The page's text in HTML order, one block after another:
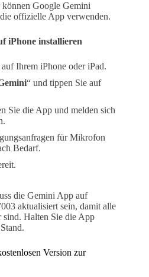
Google Gemini
offizielle App verwenden.
iPhone installieren
auf Ihrem iPhone oder iPad.
“ und tippen Sie auf
Sie die App und melden sich
für Mikrofon
Bedarf.
die Gemini App auf
aktualisiert sein, damit alle
Halten Sie die App
Version zur